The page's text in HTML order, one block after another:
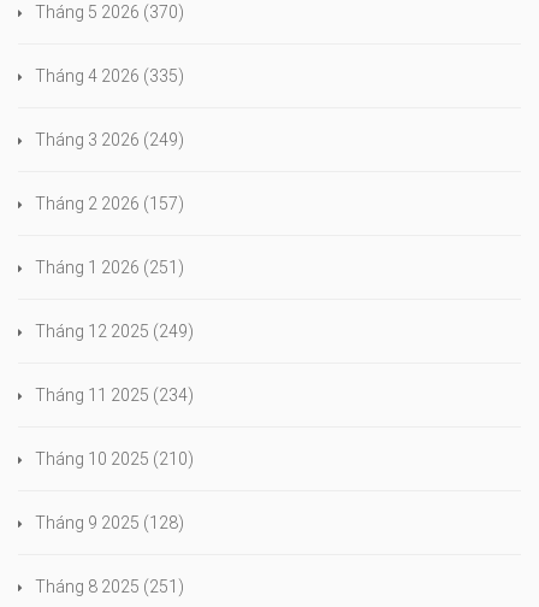
Tháng 5 2026 (370)
Tháng 4 2026 (335)
Tháng 3 2026 (249)
Tháng 2 2026 (157)
Tháng 1 2026 (251)
Tháng 12 2025 (249)
Tháng 11 2025 (234)
Tháng 10 2025 (210)
Tháng 9 2025 (128)
Tháng 8 2025 (251)